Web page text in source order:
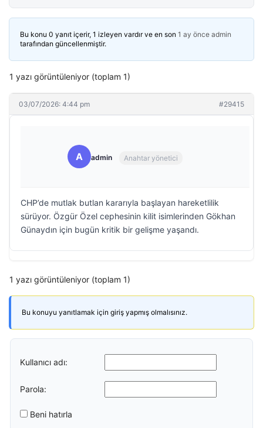
Bu konu 0 yanıt içerir, 1 izleyen vardır ve en son 1 ay önce admin
tarafından güncellenmiştir.
1 yazı görüntüleniyor (toplam 1)
03/07/2026: 4:44 pm #29415
A admin Anahtar yönetici
CHP’de mutlak butlan kararıyla başlayan hareketlilik
sürüyor. Özgür Özel cephesinin kilit isimlerinden Gökhan
Günaydın için bugün kritik bir gelişme yaşandı.
1 yazı görüntüleniyor (toplam 1)
Bu konuyu yanıtlamak için giriş yapmış olmalısınız.
Kullanıcı adı:
Parola:
Beni hatırla